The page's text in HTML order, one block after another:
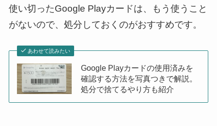
使い切ったGoogle Playカードは、もう使うこと
がないので、処分しておくのがおすすめです。
あわせて読みたい
Google Playカードの使用済みを
確認する方法を写真つきで解説。
処分で捨てるやり方も紹介